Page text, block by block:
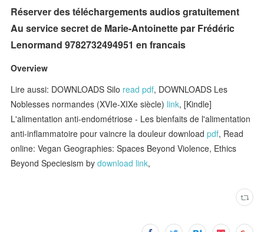
Réserver des téléchargements audios gratuitement
Au service secret de Marie-Antoinette par Frédéric
Lenormand 9782732494951 en francais
Overview
Lire aussi: DOWNLOADS Silo read pdf, DOWNLOADS Les
Noblesses normandes (XVIe-XIXe siècle) link, [Kindle]
L'alimentation anti-endométriose - Les bienfaits de l'alimentation
anti-inflammatoire pour vaincre la douleur downloadpdf, Read
online: Vegan Geographies: Spaces Beyond Violence, Ethics
Beyond Speciesism bydownload link,